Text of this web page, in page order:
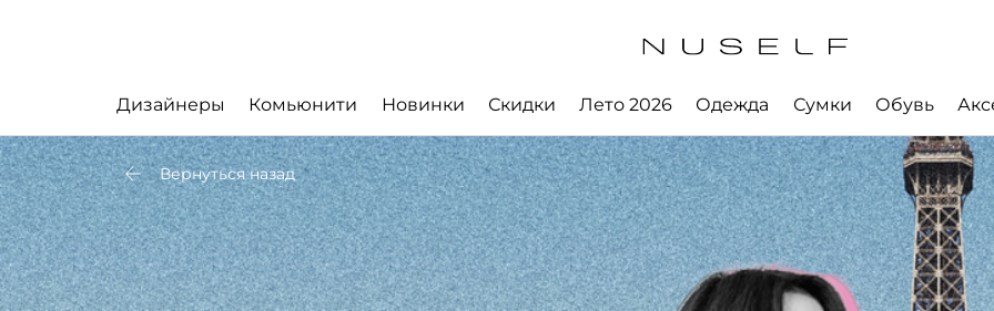
Дизайнеры Комьюнити Новинки Скидки Лето 2026 Одежда Сумки Обувь
Вернуться назад